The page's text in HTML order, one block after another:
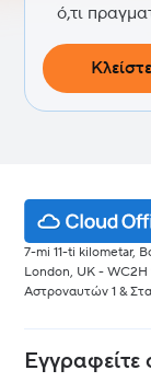
ό,τι
7-mi 11-ti kilometar,
London, UK - WC2H
Αστροναυτών 1 &
Εγγραφείτε